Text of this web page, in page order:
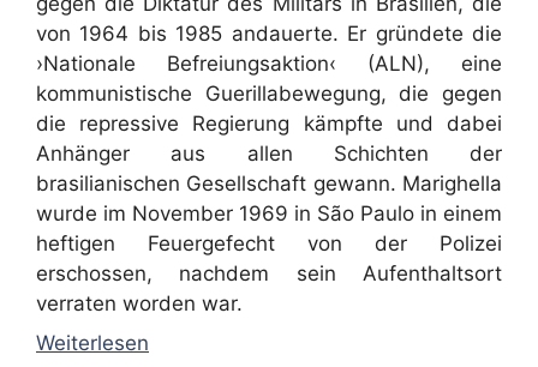
von 1964 bis 1985 andauerte. Er gründete die
›Nationale Befreiungsaktion‹ (ALN), eine
kommunistische Guerillabewegung, die gegen
die repressive Regierung kämpfte und dabei
Anhänger aus allen Schichten der
brasilianischen Gesellschaft gewann. Marighella
wurde im November 1969 in São Paulo in einem
heftigen Feuergefecht von der Polizei
erschossen, nachdem sein Aufenthaltsort
verraten worden war.
Weiterlesen